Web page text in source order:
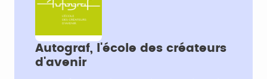
Autograf, l'école des créateurs
d'avenir